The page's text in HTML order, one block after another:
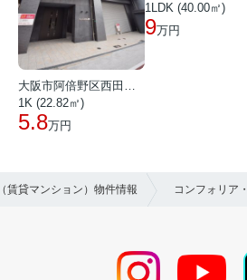
大阪市阿倍野区西田辺町１丁目
1K (22.82㎡)
5.8万円
1LDK (40.00㎡)
9万円
賃貸マンション）物件情報 コンフォリア